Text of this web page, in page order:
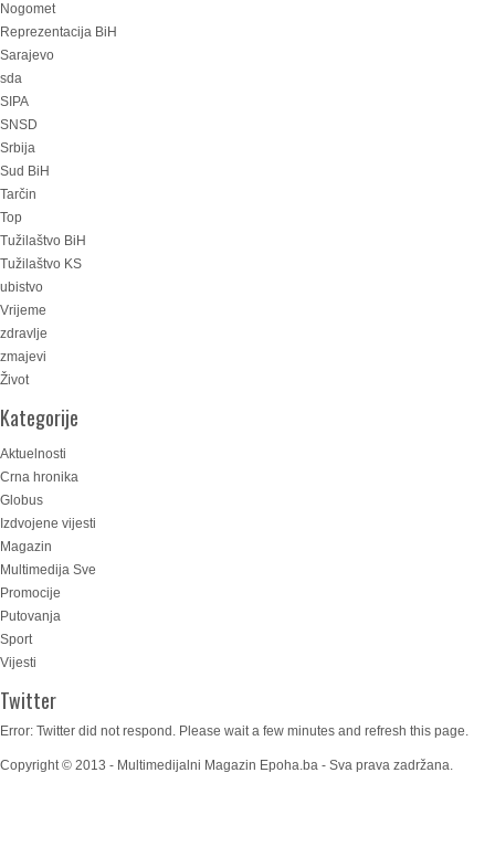
Nogomet
Reprezentacija BiH
Sarajevo
sda
SIPA
SNSD
Srbija
Sud BiH
Tarčin
Top
Tužilaštvo BiH
Tužilaštvo KS
ubistvo
Vrijeme
zdravlje
zmajevi
Život
Kategorije
Aktuelnosti
Crna hronika
Globus
Izdvojene vijesti
Magazin
Multimedija Sve
Promocije
Putovanja
Sport
Vijesti
Twitter
Error: Twitter did not respond. Please wait a few minutes and refresh this page.
Copyright © 2013 - Multimedijalni Magazin Epoha.ba - Sva prava zadržana.